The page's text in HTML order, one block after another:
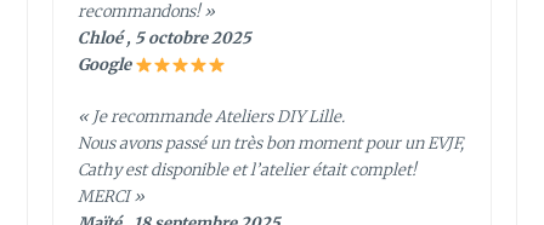
recommandons! »
Chloé , 5 octobre 2025
Google
« Je recommande Ateliers DIY Lille.
Nous avons passé un très bon moment pour un EVJF,
Cathy est disponible et l’atelier était complet!
MERCI »